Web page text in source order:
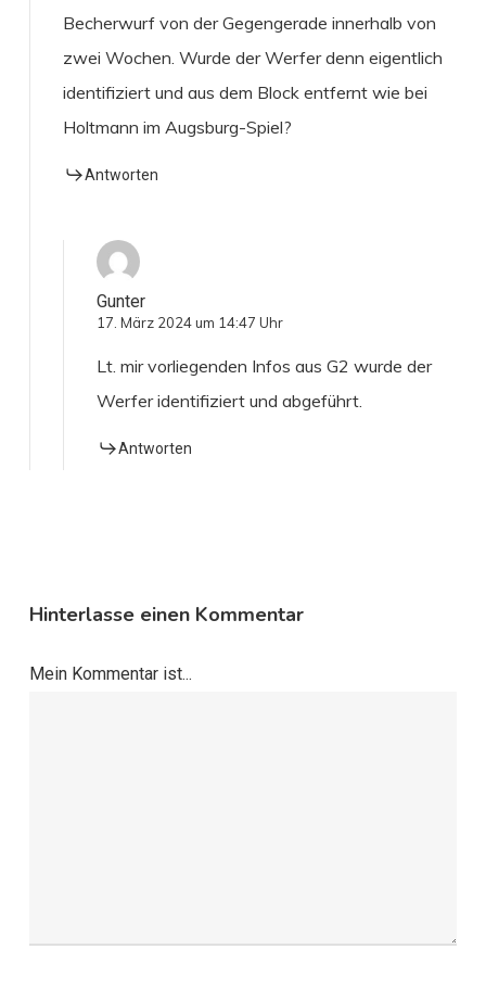
Becherwurf von der Gegengerade innerhalb von
zwei Wochen. Wurde der Werfer denn eigentlich
identifiziert und aus dem Block entfernt wie bei
Holtmann im Augsburg-Spiel?
Antworten
Gunter
17. März 2024 um 14:47 Uhr
Lt. mir vorliegenden Infos aus G2 wurde der
Werfer identifiziert und abgeführt.
Antworten
Hinterlasse einen Kommentar
Mein Kommentar ist...